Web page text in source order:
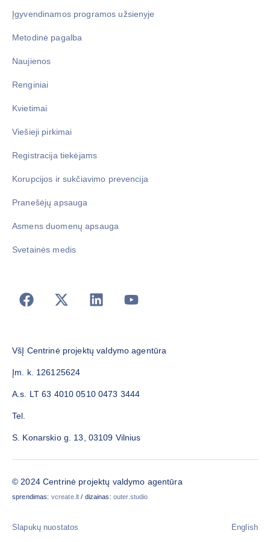
Įgyvendinamos programos užsienyje
Metodinė pagalba
Naujienos
Renginiai
Kvietimai
Viešieji pirkimai
Registracija tiekėjams
Korupcijos ir sukčiavimo prevencija
Pranešėjų apsauga
Asmens duomenų apsauga
Svetainės medis
VšĮ Centrinė projektų valdymo agentūra
Įm. k. 126125624
A.s. LT 63 4010 0510 0473 3444
Tel.
S. Konarskio g. 13, 03109 Vilnius
© 2024 Centrinė projektų valdymo agentūra
sprendimas: vcreate.lt / dizainas: outer.studio
Slapukų nuostatos English